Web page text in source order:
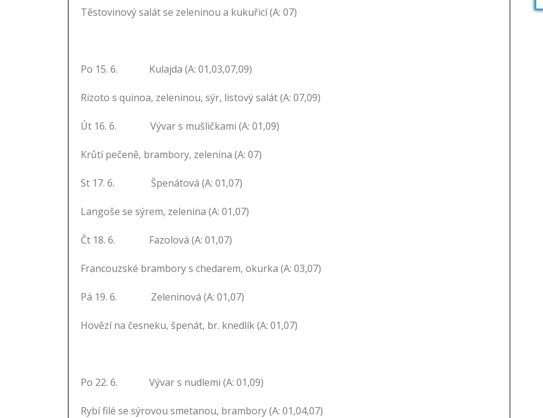
Těstovinový salát se zeleninou a kukuřicí (A: 07)
Po 15. 6. Kulajda (A: 01,03,07,09)
Rizoto s quinoa, zeleninou, sýr, listový salát (A: 07,09)
Út 16. 6. Vývar s mušličkami (A: 01,09)
Krůtí pečeně, brambory, zelenina (A: 07)
St 17. 6. Špenátová (A: 01,07)
Langoše se sýrem, zelenina (A: 01,07)
Čt 18. 6. Fazolová (A: 01,07)
Francouzské brambory s chedarem, okurka (A: 03,07)
Pá 19. 6. Zeleninová (A: 01,07)
Hovězí na česneku, špenát, br. knedlík (A: 01,07)
Po 22. 6. Vývar s nudlemi (A: 01,09)
Rybí filé se sýrovou smetanou, brambory (A: 01,04,07)